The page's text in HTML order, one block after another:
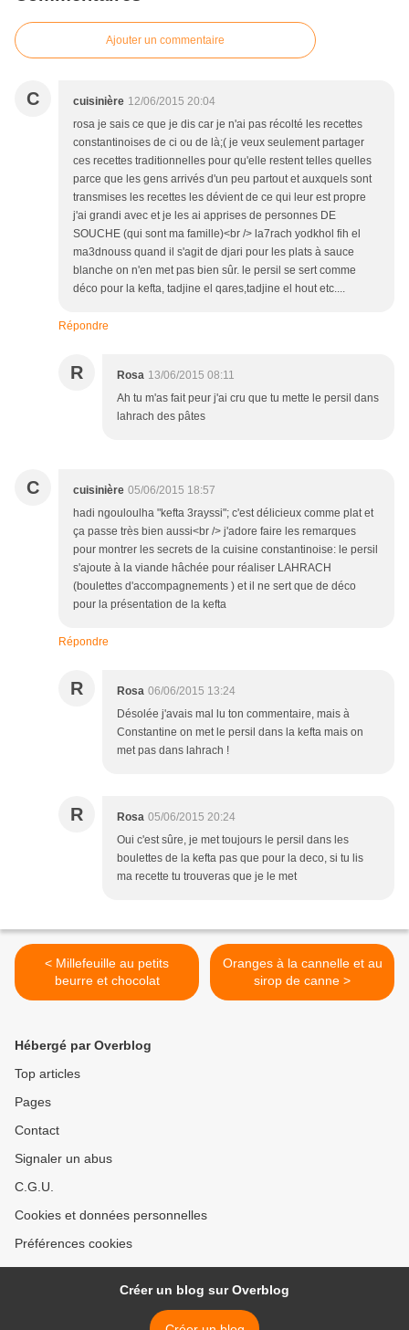
Ajouter un commentaire
C cuisinière 12/06/2015 20:04
rosa je sais ce que je dis car je n'ai pas récolté les recettes
constantinoises de ci ou de là;( je veux seulement partager
ces recettes traditionnelles pour qu'elle restent telles quelles
parce que les gens arrivés d'un peu partout et auxquels sont
transmises les recettes les dévient de ce qui leur est propre
j'ai grandi avec et je les ai apprises de personnes DE
SOUCHE (qui sont ma famille)<br /> la7rach yodkhol fih el
ma3dnouss quand il s'agit de djari pour les plats à sauce
blanche on n'en met pas bien sûr. le persil se sert comme
déco pour la kefta, tadjine el qares,tadjine el hout etc....
Répondre
R Rosa 13/06/2015 08:11
Ah tu m'as fait peur j'ai cru que tu mette le persil dans
lahrach des pâtes
C cuisinière 05/06/2015 18:57
hadi ngouloulha "kefta 3rayssi"; c'est délicieux comme plat et
ça passe très bien aussi<br /> j'adore faire les remarques
pour montrer les secrets de la cuisine constantinoise: le persil
s'ajoute à la viande hâchée pour réaliser LAHRACH
(boulettes d'accompagnements ) et il ne sert que de déco
pour la présentation de la kefta
Répondre
R Rosa 06/06/2015 13:24
Désolée j'avais mal lu ton commentaire, mais à
Constantine on met le persil dans la kefta mais on
met pas dans lahrach !
R Rosa 05/06/2015 20:24
Oui c'est sûre, je met toujours le persil dans les
boulettes de la kefta pas que pour la deco, si tu lis
ma recette tu trouveras que je le met
< Millefeuille au petits
beurre et chocolat
Oranges à la cannelle et au
sirop de canne >
Hébergé par Overblog
Top articles
Pages
Contact
Signaler un abus
C.G.U.
Cookies et données personnelles
Préférences cookies
Créer un blog sur Overblog